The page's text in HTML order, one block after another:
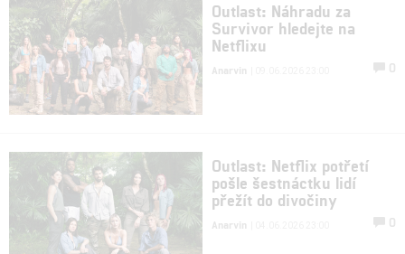
Outlast: Náhradu za
Survivor hledejte na
Netflixu
Anarvin 0
Outlast: Netflix potřetí
pošle šestnáctku lidí
přežít do divočiny
Anarvin 0